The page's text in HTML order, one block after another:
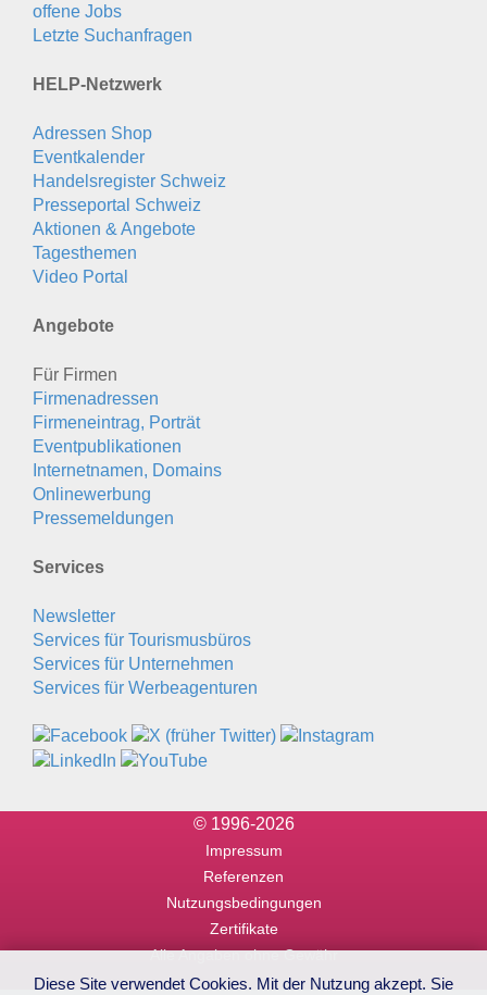
offene Jobs
Letzte Suchanfragen
HELP-Netzwerk
Adressen Shop
Eventkalender
Handelsregister Schweiz
Presseportal Schweiz
Aktionen & Angebote
Tagesthemen
Video Portal
Angebote
Für Firmen
Firmenadressen
Firmeneintrag, Porträt
Eventpublikationen
Internetnamen, Domains
Onlinewerbung
Pressemeldungen
Services
Newsletter
Services für Tourismusbüros
Services für Unternehmen
Services für Werbeagenturen
© 1996-2026
Impressum
Referenzen
Nutzungsbedingungen
Zertifikate
Alle Angaben ohne Gewähr
Diese Site verwendet Cookies. Mit der Nutzung akzept. Sie